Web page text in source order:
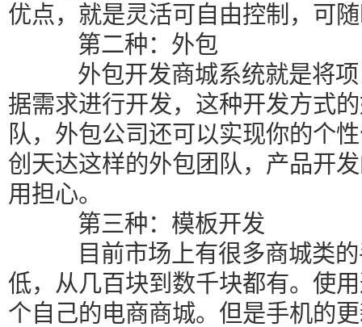
优点，就是灵活可自由控制，可
第二种：外包
外包开发商城系统就是将项
据需求进行开发，这种开发方式
队，外包公司还可以实现你的个
创天达这样的外包团队，产品开
用担心。
第三种：模板开发
目前市场上有很多商城类的
低，从几百块到数千块都有。使
个自己的电商商城。但是手机的